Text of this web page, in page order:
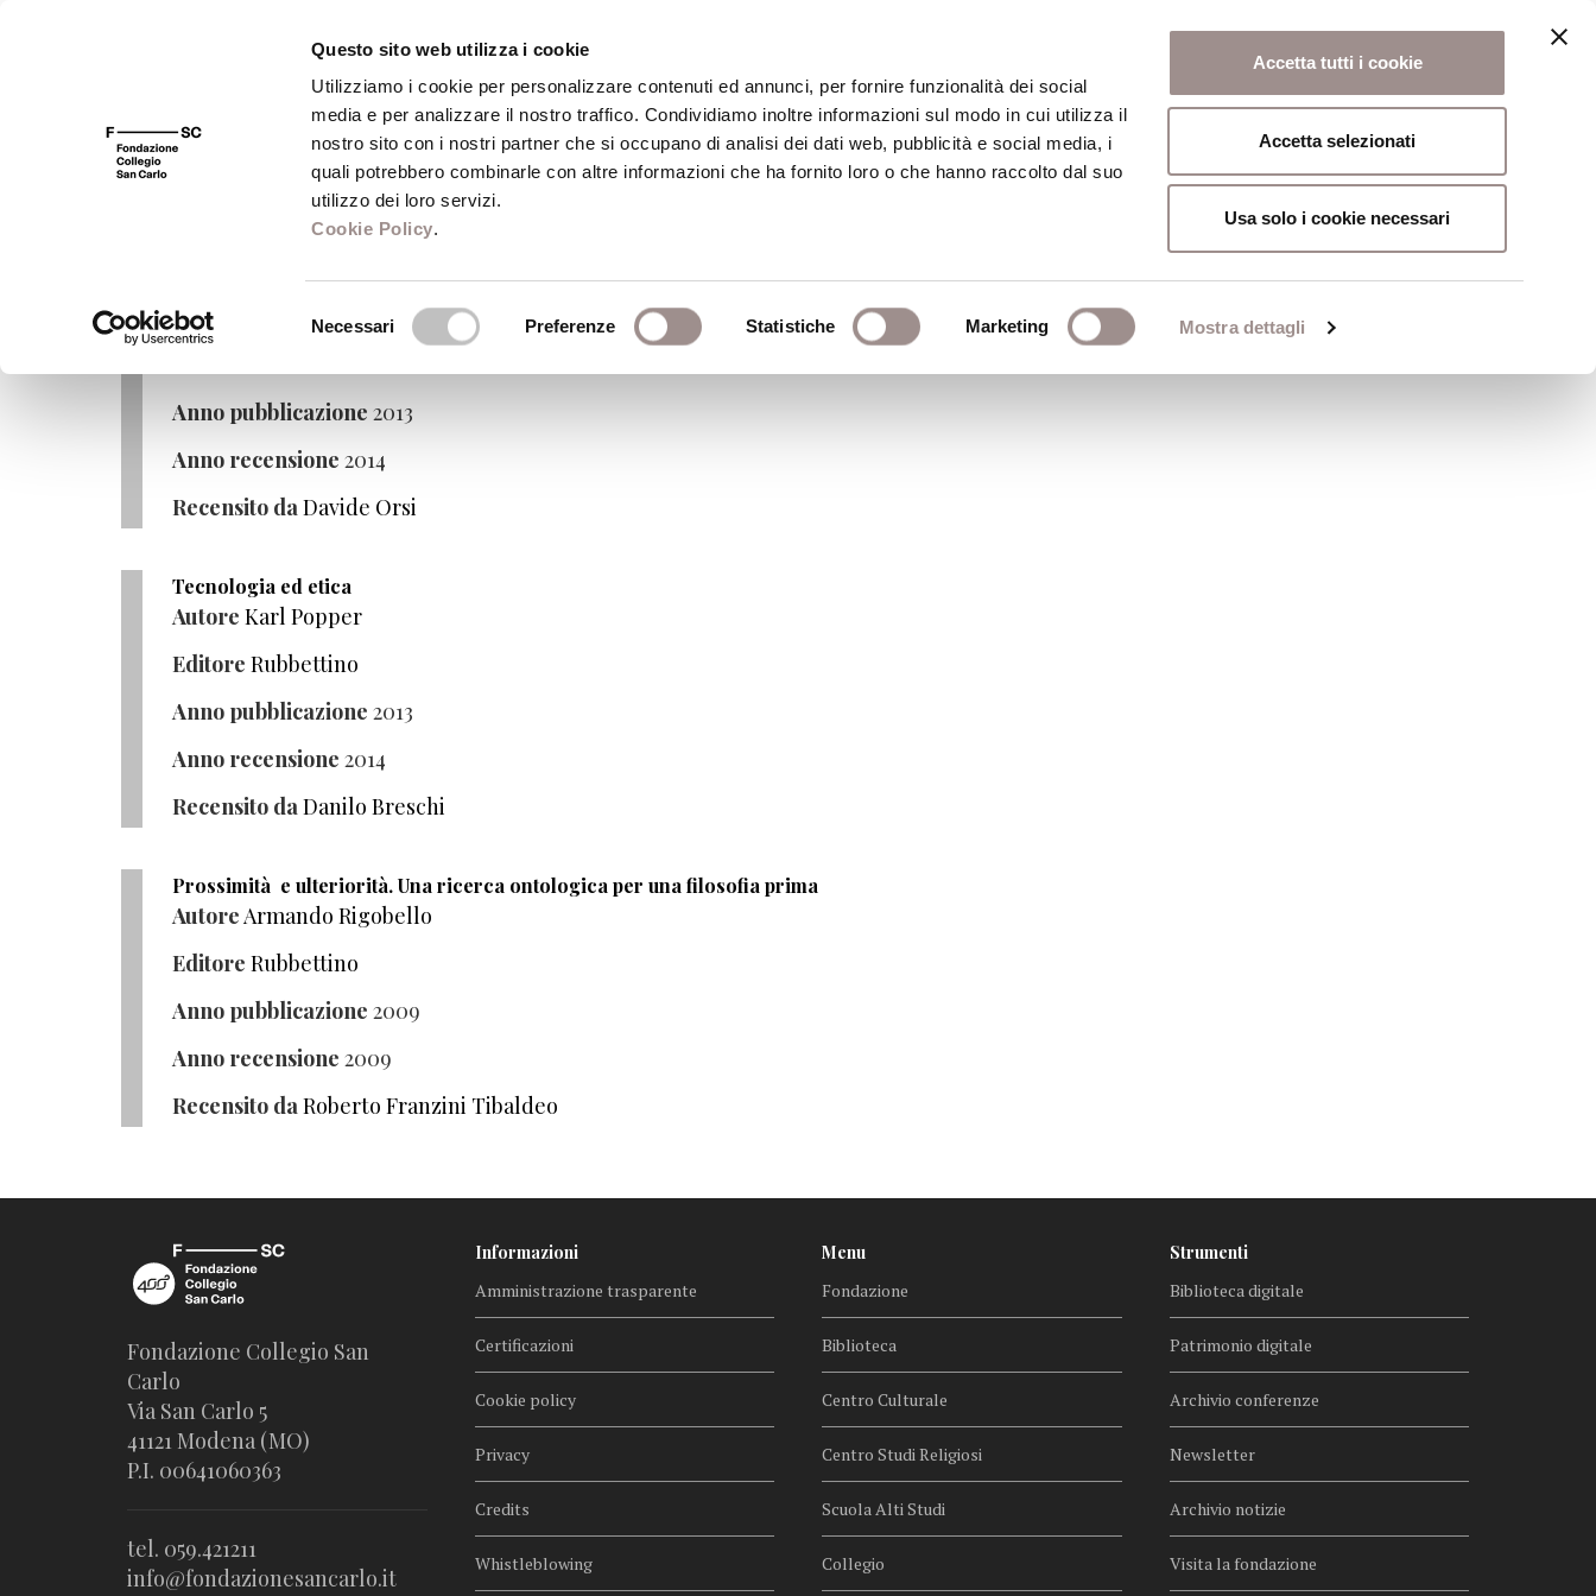
Questo sito web utilizza i cookie
Utilizziamo i cookie per personalizzare contenuti ed annunci, per fornire funzionalità dei social
media e per analizzare il nostro traffico. Condividiamo inoltre informazioni sul modo in cui utilizza il
nostro sito con i nostri partner che si occupano di analisi dei dati web, pubblicità e social media, i
quali potrebbero combinarle con altre informazioni che ha fornito loro o che hanno raccolto dal suo
utilizzo dei loro servizi.
Cookie Policy.
Necessari Preferenze Statistiche Marketing Mostra dettagli
Accetta tutti i cookie
Accetta selezionati
Usa solo i cookie necessari
FSC 400 Fondazione Biblioteca Centro Culturale Centro Studi Religiosi Scuola Alti Studi
Comuni: Soveria Mannelli
La politica moderna tra scetticismo e fede
Autore
Michael Oakeshott
Anno pubblicazione 2013
Anno recensione 2014
Recensito daDavide Orsi
Tecnologia ed etica
Autore Karl Popper
Editore Rubbettino
Anno pubblicazione 2013
Anno recensione 2014
Recensito daDanilo Breschi
Prossimità e ulteriorità. Una ricerca ontologica per una filosofia prima
AutoreArmando Rigobello
Editore Rubbettino
Anno pubblicazione 2009
Anno recensione 2009
Recensito daRoberto Franzini Tibaldeo
Fondazione Collegio San
Carlo
Via San Carlo 5
41121 Modena (MO)
P.I. 00641060363
tel. 059.421211
info@fondazionesancarlo.it
Informazioni
Amministrazione trasparente
Certificazioni
Cookie policy
Privacy
Credits
Whistleblowing
Menu
Fondazione
Biblioteca
Centro Culturale
Centro Studi Religiosi
Scuola Alti Studi
Collegio
Strumenti
Biblioteca digitale
Patrimonio digitale
Archivio conferenze
Newsletter
Archivio notizie
Visita la fondazione